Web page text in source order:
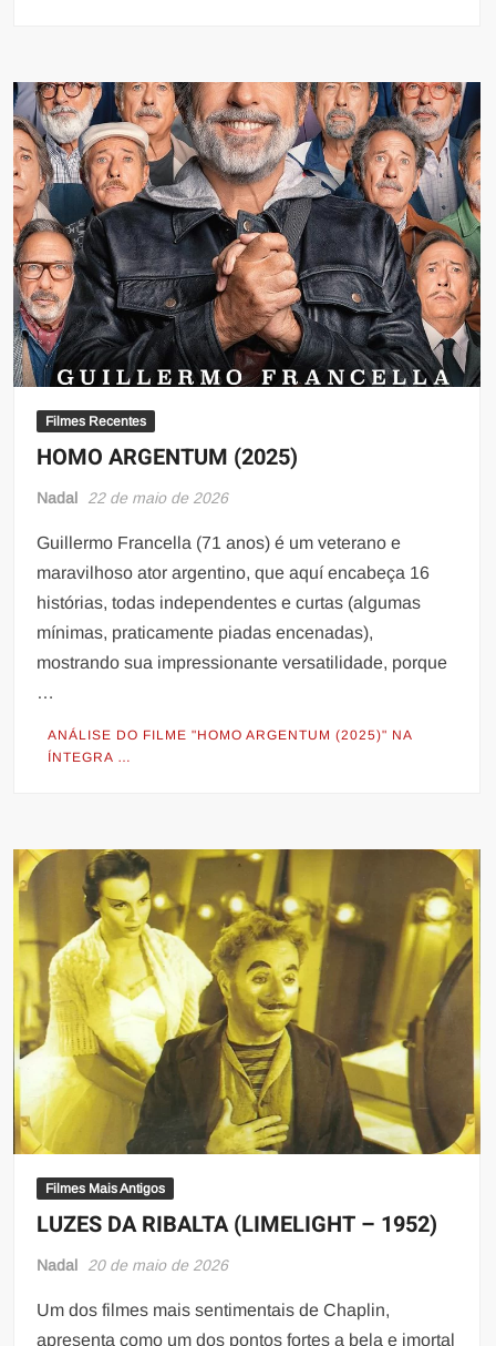
Filmes Recentes
HOMO ARGENTUM (2025)
Nadal 22 de maio de 2026
Guillermo Francella (71 anos) é um veterano e
maravilhoso ator argentino, que aquí encabeça 16
histórias, todas independentes e curtas (algumas
mínimas, praticamente piadas encenadas),
mostrando sua impressionante versatilidade, porque
…
ANÁLISE DO FILME "HOMO ARGENTUM (2025)" NA
ÍNTEGRA …
Filmes Mais Antigos
LUZES DA RIBALTA (LIMELIGHT – 1952)
Nadal 20 de maio de 2026
Um dos filmes mais sentimentais de Chaplin,
apresenta como um dos pontos fortes a bela e imortal